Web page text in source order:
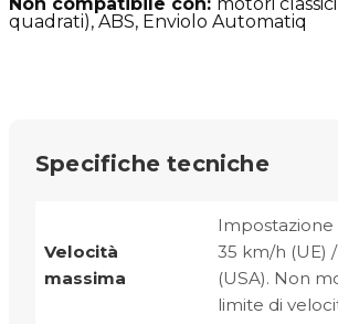
quadrati), ABS, Enviolo Automatiq
Specifiche tecniche
Velocità
massima
Impostazione
35 km/h (UE)
(USA). Non
limite di